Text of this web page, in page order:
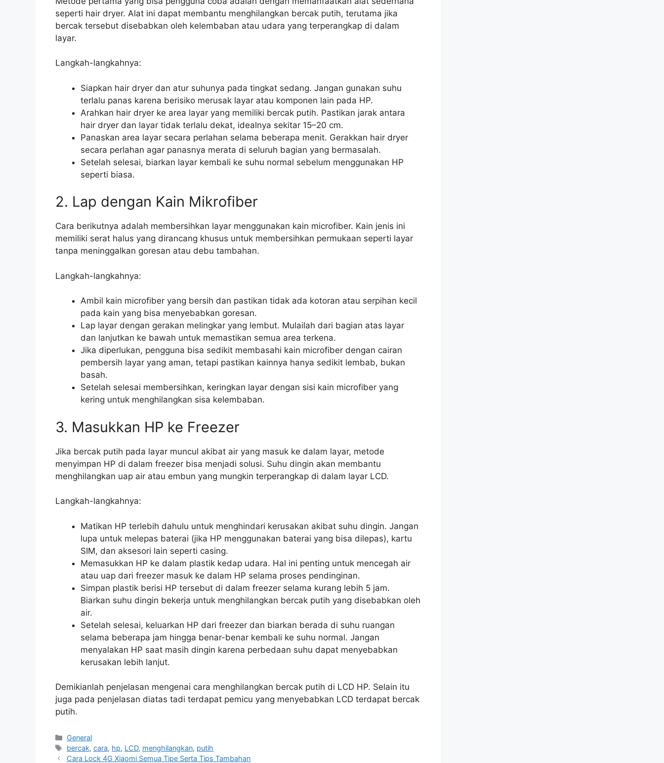
seperti hair dryer. Alat ini dapat membantu menghilangkan bercak putih, terutama jika
bercak tersebut disebabkan oleh kelembaban atau udara yang terperangkap di dalam
layar.
Langkah-langkahnya:
Siapkan hair dryer dan atur suhunya pada tingkat sedang. Jangan gunakan suhu
terlalu panas karena berisiko merusak layar atau komponen lain pada HP.
Arahkan hair dryer ke area layar yang memiliki bercak putih. Pastikan jarak antara
hair dryer dan layar tidak terlalu dekat, idealnya sekitar 15–20 cm.
Panaskan area layar secara perlahan selama beberapa menit. Gerakkan hair dryer
secara perlahan agar panasnya merata di seluruh bagian yang bermasalah.
Setelah selesai, biarkan layar kembali ke suhu normal sebelum menggunakan HP
seperti biasa.
2. Lap dengan Kain Mikrofiber
Cara berikutnya adalah membersihkan layar menggunakan kain microfiber. Kain jenis ini
memiliki serat halus yang dirancang khusus untuk membersihkan permukaan seperti layar
tanpa meninggalkan goresan atau debu tambahan.
Langkah-langkahnya:
Ambil kain microfiber yang bersih dan pastikan tidak ada kotoran atau serpihan kecil
pada kain yang bisa menyebabkan goresan.
Lap layar dengan gerakan melingkar yang lembut. Mulailah dari bagian atas layar
dan lanjutkan ke bawah untuk memastikan semua area terkena.
Jika diperlukan, pengguna bisa sedikit membasahi kain microfiber dengan cairan
pembersih layar yang aman, tetapi pastikan kainnya hanya sedikit lembab, bukan
basah.
Setelah selesai membersihkan, keringkan layar dengan sisi kain microfiber yang
kering untuk menghilangkan sisa kelembaban.
3. Masukkan HP ke Freezer
Jika bercak putih pada layar muncul akibat air yang masuk ke dalam layar, metode
menyimpan HP di dalam freezer bisa menjadi solusi. Suhu dingin akan membantu
menghilangkan uap air atau embun yang mungkin terperangkap di dalam layar LCD.
Langkah-langkahnya:
Matikan HP terlebih dahulu untuk menghindari kerusakan akibat suhu dingin. Jangan
lupa untuk melepas baterai (jika HP menggunakan baterai yang bisa dilepas), kartu
SIM, dan aksesori lain seperti casing.
Memasukkan HP ke dalam plastik kedap udara. Hal ini penting untuk mencegah air
atau uap dari freezer masuk ke dalam HP selama proses pendinginan.
Simpan plastik berisi HP tersebut di dalam freezer selama kurang lebih 5 jam.
Biarkan suhu dingin bekerja untuk menghilangkan bercak putih yang disebabkan oleh
air.
Setelah selesai, keluarkan HP dari freezer dan biarkan berada di suhu ruangan
selama beberapa jam hingga benar-benar kembali ke suhu normal. Jangan
menyalakan HP saat masih dingin karena perbedaan suhu dapat menyebabkan
kerusakan lebih lanjut.
Demikianlah penjelasan mengenai cara menghilangkan bercak putih di LCD HP. Selain itu
juga pada penjelasan diatas tadi terdapat pemicu yang menyebabkan LCD terdapat bercak
putih.
Categories
General
Tags
bercak,cara, hp, LCD, menghilangkan, putih
Cara Lock 4G Xiaomi Semua Tipe Serta Tips Tambahan